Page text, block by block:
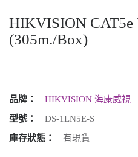
HIKVISION CAT5e
(305m./Box)
品牌：
HIKVISION 海康威視
型號：
DS-1LN5E-S
庫存狀態：
有現貨